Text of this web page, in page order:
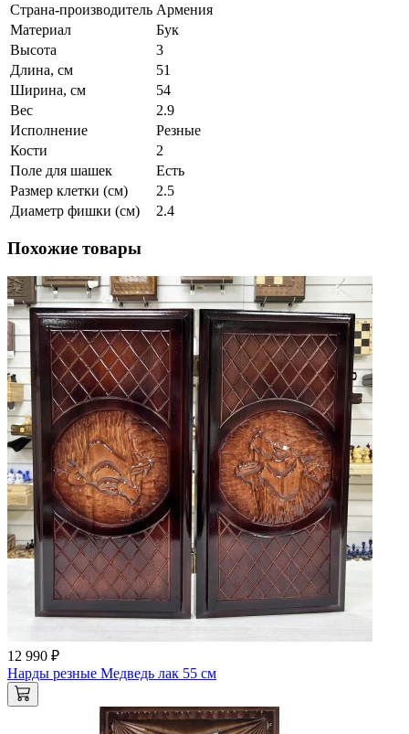
Страна-производитель Армения
Материал
Бук
Высота
3
Длина, см
51
Ширина, см
54
Вес
2.9
Исполнение
Резные
Кости
2
Поле для шашек
Есть
Размер клетки (см)
2.5
Диаметр фишки (см)
2.4
Похожие товары
12 990 ₽
Нарды резные Медведь лак 55 см